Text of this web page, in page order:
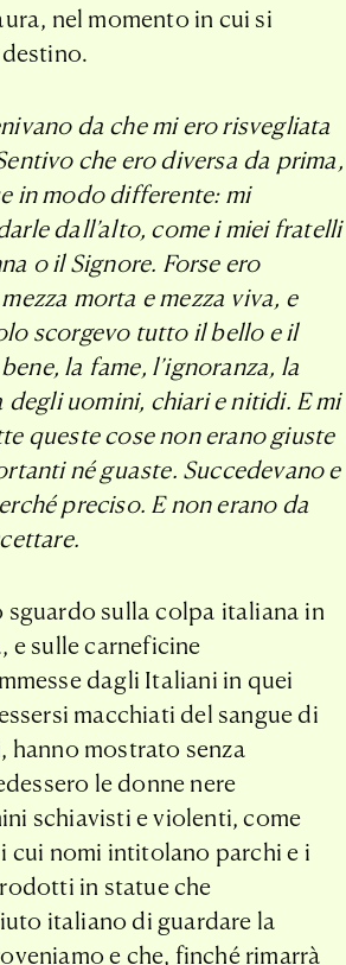
nel momento in cui si
da che mi ero risvegliata
che ero diversa da prima,
in modo differente: mi
dall’alto, come i miei fratelli
o il Signore. Forse ero
morta e mezza viva, e
scorgevo tutto il bello e il
la fame, l’ignoranza, la
degli uomini, chiari e nitidi. E mi
queste cose non erano giuste
né guaste. Succedevano e
preciso. E non erano da
sguardo sulla colpa italiana in
e sulle carneficine
dagli Italiani in quei
macchiati del sangue di
hanno mostrato senza
le donne nere
schiavisti e violenti, come
cui nomi intitolano parchi e i
in statue che
italiano di guardare la
e che, finché rimarrà